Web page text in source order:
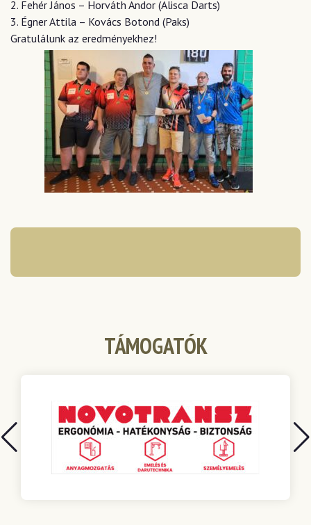
2. Fehér János – Horváth Andor (Alisca Darts)
3. Égner Attila – Kovács Botond (Paks)
Gratulálunk az eredményekhez!
TÁMOGATÓK